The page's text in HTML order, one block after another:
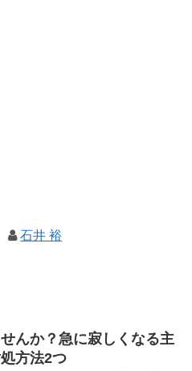
石井 裕
んか？急に寂しくなる主
方法2つ